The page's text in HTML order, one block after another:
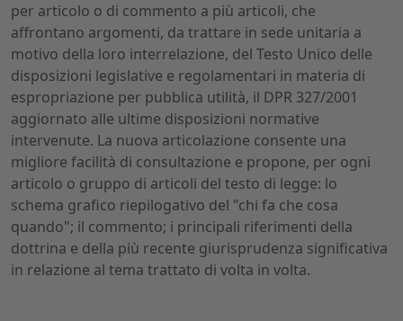
per articolo o di commento a più articoli, che
affrontano argomenti, da trattare in sede unitaria a
motivo della loro interrelazione, del Testo Unico delle
disposizioni legislative e regolamentari in materia di
espropriazione per pubblica utilità, il DPR 327/2001
aggiornato alle ultime disposizioni normative
intervenute. La nuova articolazione consente una
migliore facilità di consultazione e propone, per ogni
articolo o gruppo di articoli del testo di legge: lo
schema grafico riepilogativo del "chi fa che cosa
quando"; il commento; i principali riferimenti della
dottrina e della più recente giurisprudenza significativa
in relazione al tema trattato di volta in volta.